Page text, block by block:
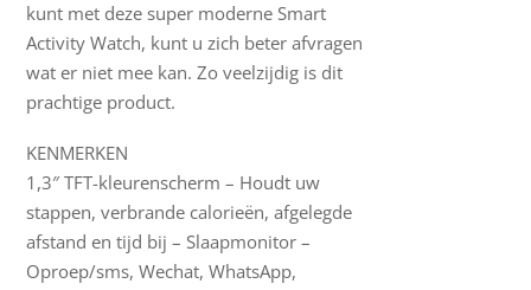
kunt met deze super moderne Smart
Activity Watch, kunt u zich beter afvragen
wat er niet mee kan. Zo veelzijdig is dit
prachtige product.
KENMERKEN
1,3″ TFT-kleurenscherm – Houdt uw
stappen, verbrande calorieën, afgelegde
afstand en tijd bij – Slaapmonitor –
Oproep/sms, Wechat, WhatsApp,